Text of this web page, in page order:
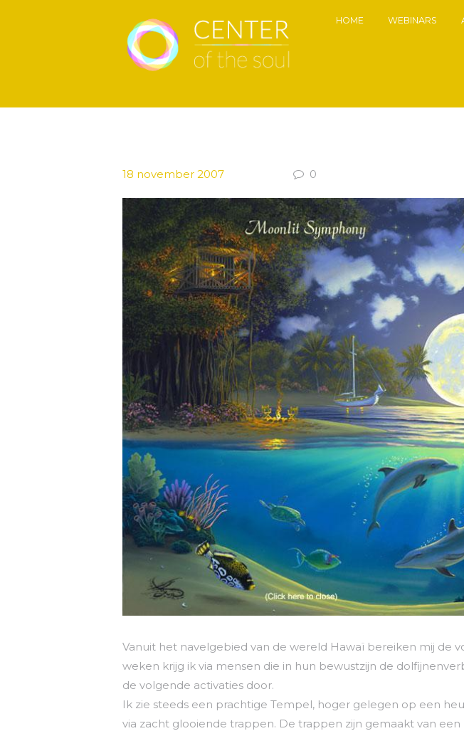
HOME WEBINARS
18 november 2007 0
Vanuit het navelgebied van de wereld Hawaï bereiken mij de
weken krijg ik via mensen die in hun bewustzijn de
de volgende activaties door.
Ik zie steeds een prachtige Tempel, hoger gelegen op een
via zacht glooiende trappen. De trappen zijn gemaakt van